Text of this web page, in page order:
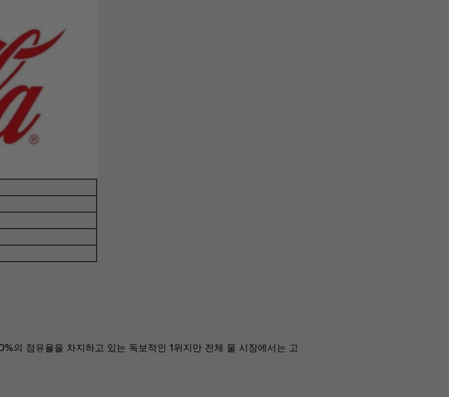
의 점유율을 차지하고 있는 독보적인 1위지만 전체 물 시장에서는 고